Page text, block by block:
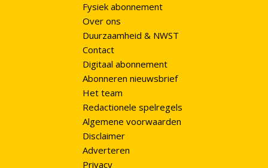
Fysiek abonnement
Over ons
Duurzaamheid & NWST
Contact
Digitaal abonnement
Abonneren nieuwsbrief
Het team
Redactionele spelregels
Algemene voorwaarden
Disclaimer
Adverteren
Privacy